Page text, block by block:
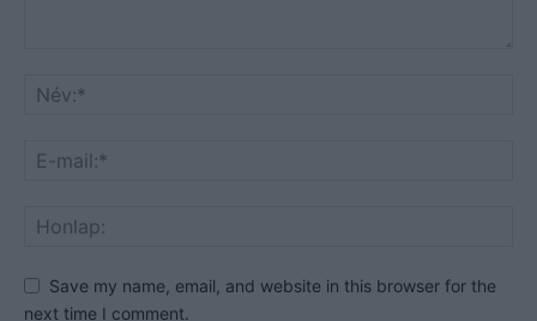
Save my name, email, and website in this browser for the
next time I comment.